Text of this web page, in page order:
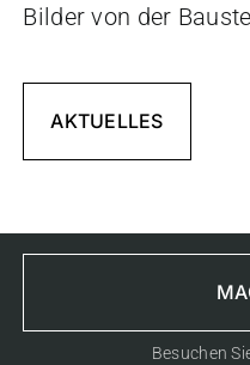
Bilder von der
AKTUELLES
Besuchen